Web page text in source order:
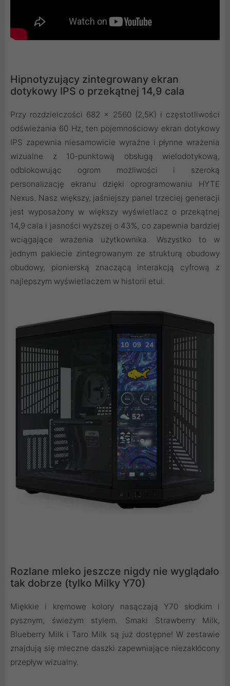
Hipnotyzujący zintegrowany ekran
dotykowy IPS o przekątnej 14,9 cala
Przy rozdzielczości 682 x 2560 (2,5K) i częstotliwości
odświeżania 60 Hz, ten pojemnościowy ekran dotykowy
IPS zapewnia niesamowicie wyraźne i płynne wrażenia
wizualne z 10-punktową obsługą wielodotykową,
odblokowując ogrom możliwości i szeroką
personalizację ekranu dzięki oprogramowaniu HYTE
Nexus. Nasz większy, jaśniejszy panel trzeciej generacji
jest wyposażony w większy wyświetlacz o przekątnej
14,9 cala i jasności wyższej o 43%, co zapewnia bardziej
wciągające wrażenia użytkownika. Wszystko to w
jednym pakiecie zintegrowanym ze strukturą obudowy
obudowy, pionierską znaczącą interakcją cyfrową z
najlepszym wyświetlaczem w historii etui.
Rozlane mleko jeszcze nigdy nie wyglądało
tak dobrze (tylko Milky Y70)
Miękkie i kremowe kolory nasączają Y70 słodkim i
pysznym, świeżym stylem. Smaki Strawberry Milk,
Blueberry Milk i Taro Milk są już dostępne! W zestawie
znajdują się mleczne daszki zapewniające niezakłócony
przepływ wizualny.